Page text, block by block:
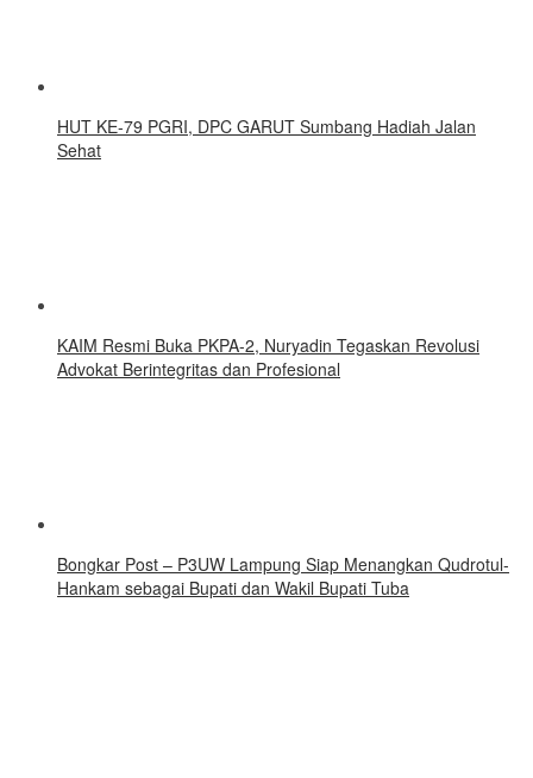
HUT KE-79 PGRI, DPC GARUT Sumbang Hadiah Jalan
Sehat
KAIM Resmi Buka PKPA-2, Nuryadin Tegaskan Revolusi
Advokat Berintegritas dan Profesional
Bongkar Post – P3UW Lampung Siap Menangkan Qudrotul-
Hankam sebagai Bupati dan Wakil Bupati Tuba